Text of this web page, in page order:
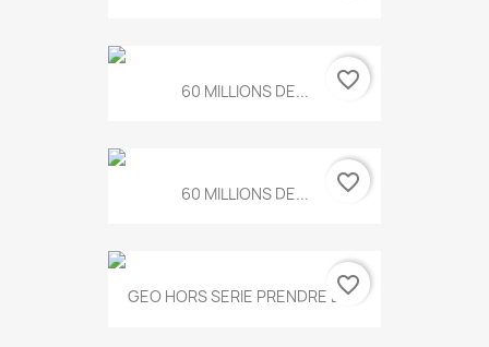
60 MILLIONS DE... favorite_border
60 MILLIONS DE... favorite_border
GEO HORS SERIE PRENDRE LE...
favorite_border